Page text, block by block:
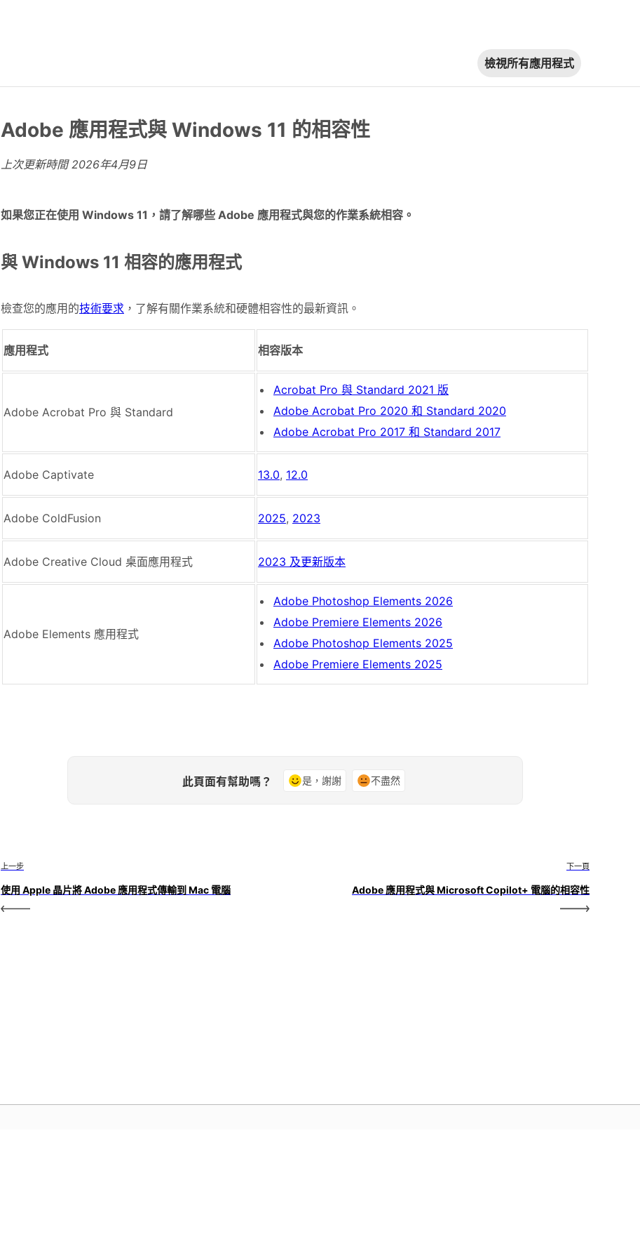
檢視所有應用程式
Adobe 應用程式與 Windows 11 的相容性
上次更新時間2026年4月9日
如果您正在使用 Windows 11，請了解哪些 Adobe 應用程式與您的作業系統相容。
與 Windows 11 相容的應用程式
檢查您的應用的技術要求 ，了解有關作業系統和硬體相容性的最新資訊。
應用程式 相容版本
Adobe Acrobat Pro 與 Standard
Acrobat Pro 與 Standard 2021 版
Adobe Acrobat Pro 2020 和 Standard 2020
Adobe Acrobat Pro 2017 和 Standard 2017
Adobe Captivate 13.0, 12.0
Adobe ColdFusion 2025, 2023
Adobe Creative Cloud 桌面應用程式 2023 及更新版本
Adobe Elements 應用程式
Adobe Photoshop Elements 2026
Adobe Premiere Elements 2026
Adobe Photoshop Elements 2025
Adobe Premiere Elements 2025
此頁面有幫助嗎？ 是，謝謝 不盡然
上一步
使用 Apple 晶片將 Adobe 應用程式傳輸到 Mac 電腦
下一頁
Adobe 應用程式與 Microsoft Copilot+ 電腦的相容性